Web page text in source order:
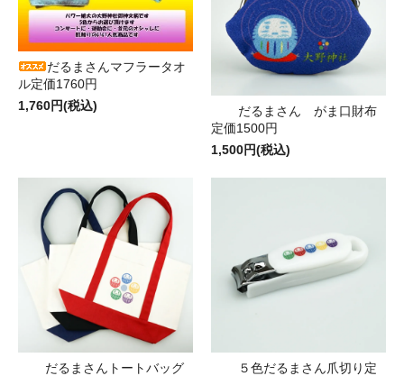
だるまさんマフラータオ
ル定価1760円
1,760円(税込)
だるまさん がま口財布
定価1500円
1,500円(税込)
だるまさんトートバッグ
５色だるまさん爪切り定